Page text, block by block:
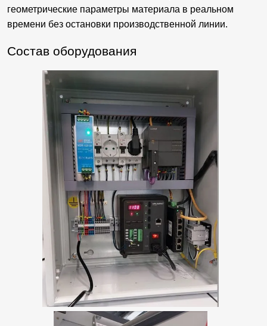
геометрические параметры материала в реальном
времени без остановки производственной линии.
Состав оборудования